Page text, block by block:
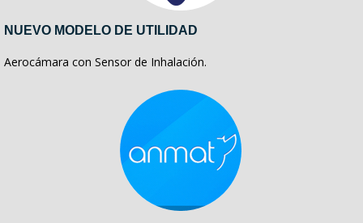
NUEVO MODELO DE UTILIDAD
Aerocámara con Sensor de Inhalación.